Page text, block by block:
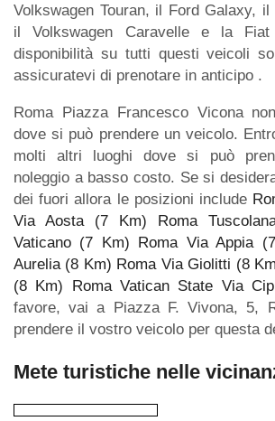
Volkswagen Touran, il Ford Galaxy, il
il Volkswagen Caravelle e la
disponibilità su tutti questi veicoli
assicuratevi di prenotare in anticipo .
Roma Piazza Francesco Vicona
dove si può prendere un veicolo.
molti altri luoghi dove si può
noleggio a basso costo. Se si
dei fuori allora le posizioni include
Via Aosta (7 Km)
Roma
Vaticano (7 Km) Roma Via Appia
Aurelia (8 Km) Roma Via Giolitti (8
(8 Km)
Roma Vatican State Via
favore, vai a Piazza F. Vivona, 5,
prendere il vostro veicolo per questa
Mete turistiche nelle